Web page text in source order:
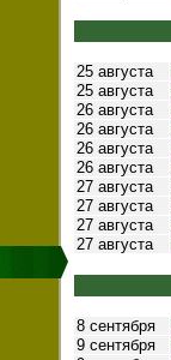
25 августа
25 августа
26 августа
26 августа
26 августа
26 августа
27 августа
27 августа
27 августа
27 августа
8 сентября
9 сентября